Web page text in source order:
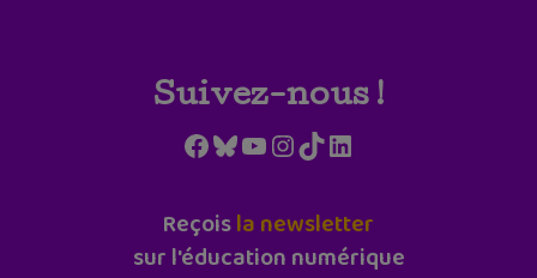
Suivez-nous !
Facebook
Bluesky
YouTube
Instagram
TikTokLinkedIn
Reçoisla newsletter
sur l'éducation numérique